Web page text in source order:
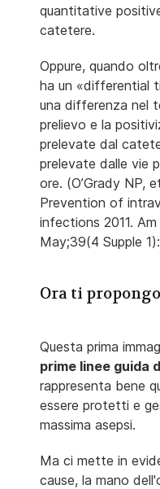
quantitative
catetere.
Oppure, quando
ha un «differential
una differenza nel
prelievo e la
prelevate dal
prelevate dalle vie
ore. (O’Grady NP,
Prevention of
infections 2011.
May;39(4 Supple
Ora ti
Questa prima
prime linee guida
rappresenta bene
essere protetti e
massima asepsi.
Ma ci mette in
cause, la mano